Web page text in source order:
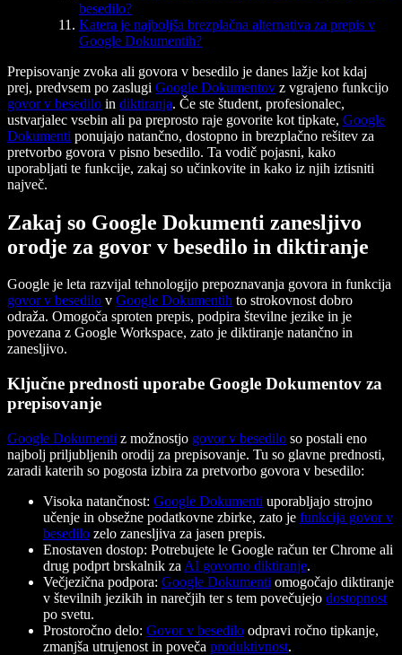
besedilo?
Katera je najboljša brezplačna alternativa za prepis v
Google Dokumentih?
Prepisovanje zvoka ali govora v besedilo je danes lažje kot kdaj
prej, predvsem po zaslugi Google Dokumentov z vgrajeno funkcijo
govor v besedilo in diktiranja. Če ste študent, profesionalec,
ustvarjalec vsebin ali pa preprosto raje govorite kot tipkate, Google
Dokumenti ponujajo natančno, dostopno in brezplačno rešitev za
pretvorbo govora v pisno besedilo. Ta vodič pojasni, kako
uporabljati te funkcije, zakaj so učinkovite in kako iz njih iztisniti
največ.
Zakaj so Google Dokumenti zanesljivo
orodje za govor v besedilo in diktiranje
Google je leta razvijal tehnologijo prepoznavanja govora in funkcija
govor v besedilo v Google Dokumentih to strokovnost dobro
odraža. Omogoča sproten prepis, podpira številne jezike in je
povezana z Google Workspace, zato je diktiranje natančno in
zanesljivo.
Ključne prednosti uporabe Google Dokumentov za
prepisovanje
Google Dokumenti z možnostjo govor v besedilo so postali eno
najbolj priljubljenih orodij za prepisovanje. Tu so glavne prednosti,
zaradi katerih so pogosta izbira za pretvorbo govora v besedilo:
Visoka natančnost: Google Dokumenti uporabljajo strojno
učenje in obsežne podatkovne zbirke, zato je funkcija govor v
besedilo zelo zanesljiva za jasen prepis.
Enostaven dostop: Potrebujete le Google račun ter Chrome ali
drug podprt brskalnik za AI govorno diktiranje.
Večjezična podpora: Google Dokumenti omogočajo diktiranje
v številnih jezikih in narečjih ter s tem povečujejo dostopnost
po svetu.
Prostoročno delo: Govor v besedilo odpravi ročno tipkanje,
zmanjša utrujenost in poveča produktivnost.